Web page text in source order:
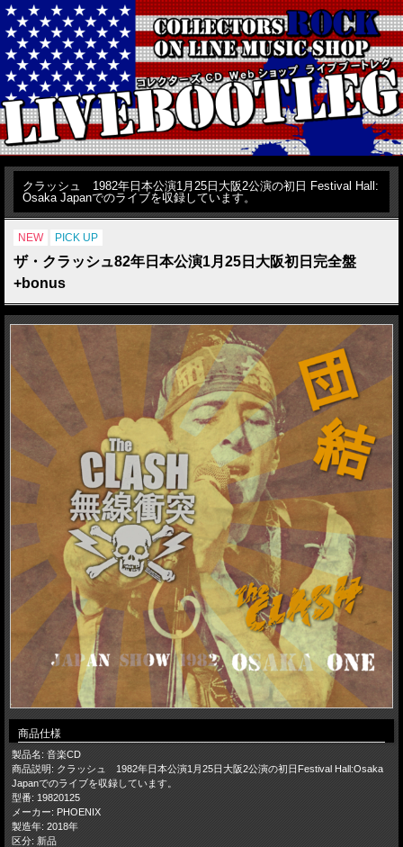
クラッシュ 1982年日本公演1月25日大阪2公演の初日 Festival Hall:
Osaka Japanでのライブを収録しています。
NEW PICK UP
ザ・クラッシュ82年日本公演1月25日大阪初日完全盤
+bonus
商品仕様
製品名: 音楽CD
商品説明: クラッシュ 1982年日本公演1月25日大阪2公演の初日Festival Hall:Osaka
Japanでのライブを収録しています。
型番: 19820125
メーカー: PHOENIX
製造年: 2018年
区分: 新品